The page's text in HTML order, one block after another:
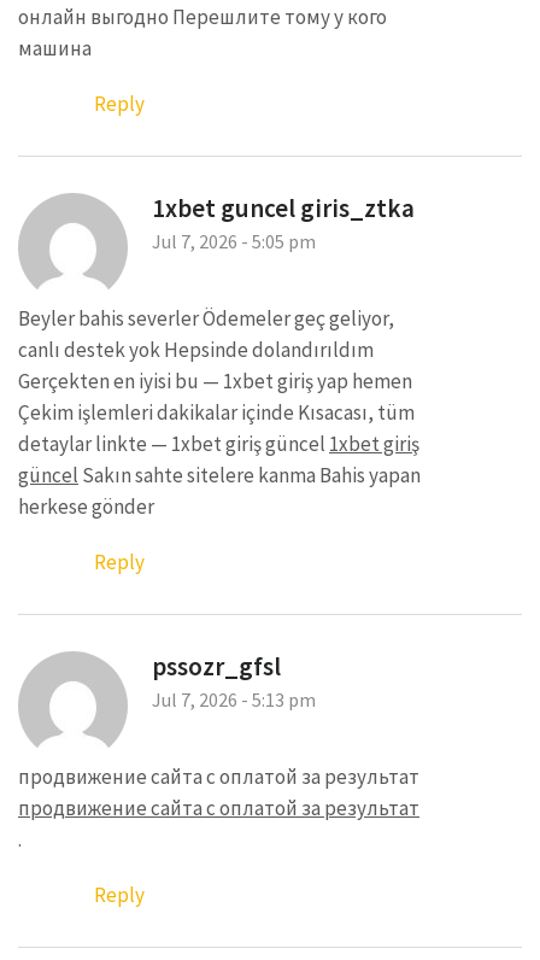
онлайн выгодно Перешлите тому у кого
машина
Reply
1xbet guncel giris_ztka
Jul 7, 2026 - 5:05 pm
Beyler bahis severler Ödemeler geç geliyor,
canlı destek yok Hepsinde dolandırıldım
Gerçekten en iyisi bu — 1xbet giriş yap hemen
Çekim işlemleri dakikalar içinde Kısacası, tüm
detaylar linkte — 1xbet giriş güncel 1xbet giriş
güncel Sakın sahte sitelere kanma Bahis yapan
herkese gönder
Reply
pssozr_gfsl
Jul 7, 2026 - 5:13 pm
продвижение сайта с оплатой за результат
продвижение сайта с оплатой за результат
.
Reply